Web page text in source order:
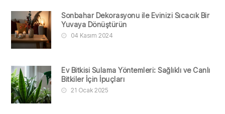
Sonbahar Dekorasyonu ile Evinizi Sıcacık Bir
Yuvaya Dönüştürün
04 Kasım 2024
Ev Bitkisi Sulama Yöntemleri: Sağlıklı ve Canlı
Bitkiler İçin İpuçları
21 Ocak 2025